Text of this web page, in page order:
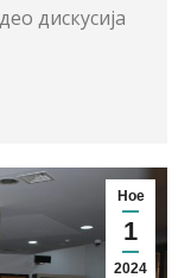
дискусија
Ное
1
2024